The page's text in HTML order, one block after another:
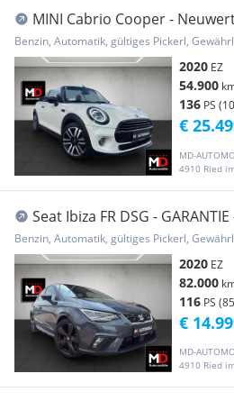
MINI Cabrio Cooper -
- GARANTIE
Benzin, Automatik, gültiges Pickerl,
2020 EZ
54.900
136 PS
MD-
4910 Ried
€
Seat Ibiza FR DSG -
Monat
Benzin, Automatik, gültiges Pickerl,
2020 EZ
82.000
116 PS
MD-
4910 Ried
€